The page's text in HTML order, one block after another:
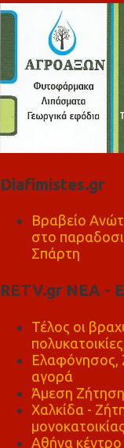
Diafimistes.gr
Βραβείο
στο
Σπάρτη
RETV.gr ΝΕΑ -
Τέλος οι
Ελαφόνησος,
αγορά
Άμεση
Χαλκίδα -
μονοκατοικίας
Αθήνα